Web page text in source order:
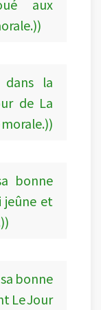
aux
la
de La
bonne
jeûne et
bonne
Le Jour